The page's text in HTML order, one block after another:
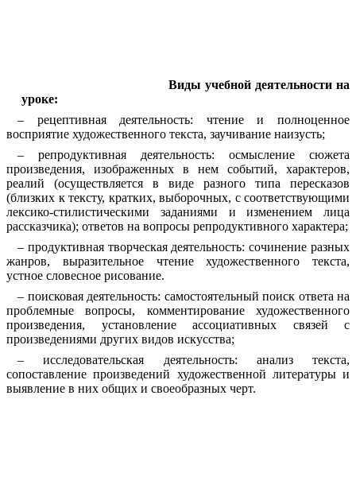
Виды учебной деятельности на
уроке:
– рецептивная деятельность: чтение и полноценное
восприятие художественного текста, заучивание наизусть;
– репродуктивная деятельность: осмысление сюжета
произведения, изображенных в нем событий, характеров,
реалий (осуществляется в виде разного типа пересказов
(близких к тексту, кратких, выборочных, с соответствующими
лексико-стилистическими заданиями и изменением лица
рассказчика); ответов на вопросы репродуктивного характера;
– продуктивная творческая деятельность: сочинение разных
жанров, выразительное чтение художественного текста,
устное словесное рисование.
– поисковая деятельность: самостоятельный поиск ответа на
проблемные вопросы, комментирование художественного
произведения, установление ассоциативных связей с
произведениями других видов искусства;
– исследовательская деятельность: анализ текста,
сопоставление произведений художественной литературы и
выявление в них общих и своеобразных черт.